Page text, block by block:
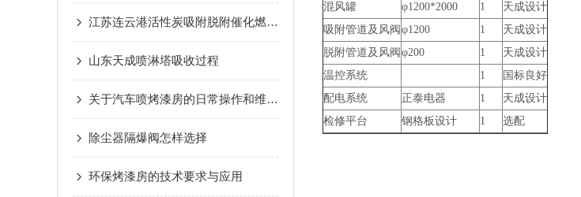
江苏连云港活性炭吸附脱附催化燃烧设备
山东天成喷淋塔吸收过程
关于汽车喷烤漆房的日常操作和维护保养方法总结
除尘器隔爆阀怎样选择
环保烤漆房的技术要求与应用
混风罐
φ1200*2000 1
天成设计
吸附管道及风阀 φ1200 1
天成设计
脱附管道及风阀 φ200 1
天成设计
温控系统
1
国标良好
配电系统
正泰电器 1
天成设计
检修平台
钢格板设计 1 选配